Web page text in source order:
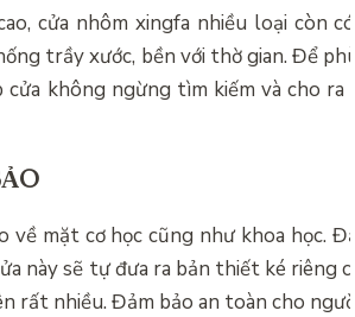
cửa nhôm xingfa nhiều loại còn
trầy xước, bền với thờ gian. Để
cửa không ngừng tìm kiếm và cho ra
về mặt cơ học cũng như khoa học.
này sẽ tự đưa ra bản thiết ké riêng
rất nhiều. Đảm bảo an toàn cho